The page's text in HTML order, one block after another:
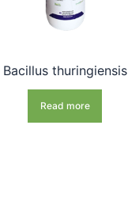
Bacillus thuringiensis
Read more